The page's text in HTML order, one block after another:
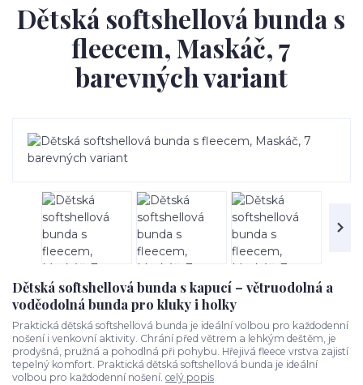
Dětská softshellová bunda s
fleecem, Maskáč, 7
barevných variant
Dětská softshellová bunda s kapucí – větruodolná a
voděodolná bunda pro kluky i holky
Praktická dětská softshellová bunda je ideální volbou pro každodenní
nošení i venkovní aktivity. Chrání před větrem a lehkým deštěm, je
prodyšná, pružná a pohodlná při pohybu. Hřejivá fleece vrstva zajistí
tepelný komfort. Praktická dětská softshellová bunda je ideální
volbou pro každodenní nošení. celý popis